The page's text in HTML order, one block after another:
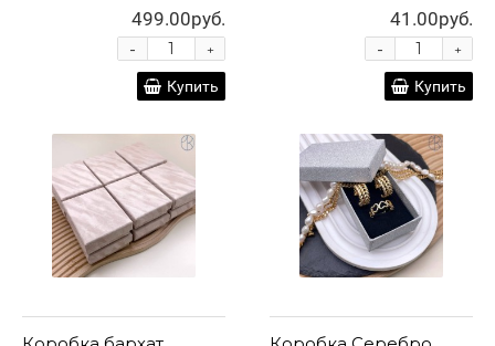
499.00руб.
+
-
Купить
41.00руб.
+
-
Купить